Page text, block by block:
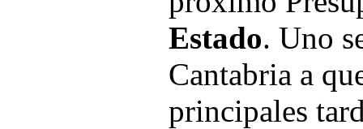
Estado. Uno
Cantabria a
principales